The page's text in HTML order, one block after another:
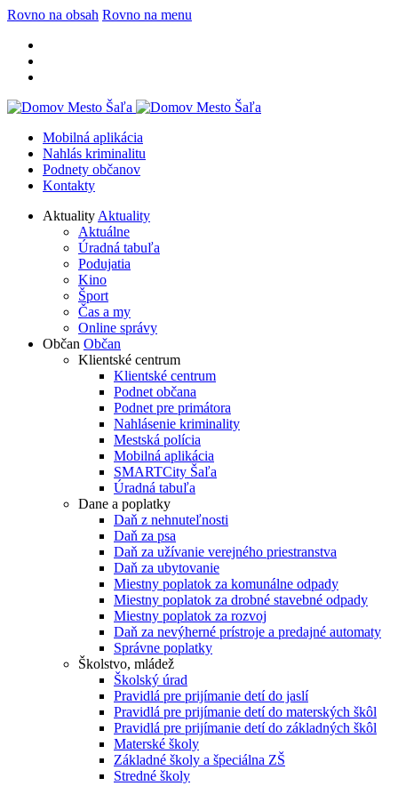
Rovno na obsah Rovno na menu
Mobilná aplikácia
Nahlás kriminalitu
Podnety občanov
Kontakty
Aktuality Aktuality
Aktuálne
Úradná tabuľa
Podujatia
Kino
Šport
Čas a my
Online správy
Občan Občan
Klientské centrum
Klientské centrum
Podnet občana
Podnet pre primátora
Nahlásenie kriminality
Mestská polícia
Mobilná aplikácia
SMARTCity Šaľa
Úradná tabuľa
Dane a poplatky
Daň z nehnuteľnosti
Daň za psa
Daň za užívanie verejného priestranstva
Daň za ubytovanie
Miestny poplatok za komunálne odpady
Miestny poplatok za drobné stavebné odpady
Miestny poplatok za rozvoj
Daň za nevýherné prístroje a predajné automaty
Správne poplatky
Školstvo, mládež
Školský úrad
Pravidlá pre prijímanie detí do jaslí
Pravidlá pre prijímanie detí do materských škôl
Pravidlá pre prijímanie detí do základných škôl
Materské školy
Základné školy a špeciálna ZŠ
Stredné školy